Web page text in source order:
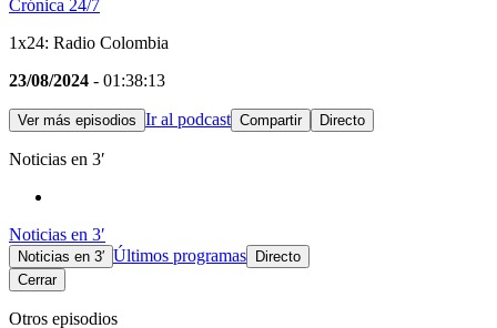
Crónica 24/7
1x24: Radio Colombia
23/08/2024 - 01:38:13
Ver más episodios Ir al podcast Compartir Directo
Noticias en 3′
Noticias en 3′
Noticias en 3′ Últimos programas
Directo
Cerrar
Otros episodios